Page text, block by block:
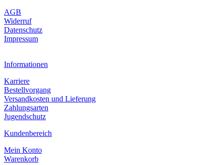
AGB
Widerruf
Datenschutz
Impressum
Informationen
Karriere
Bestellvorgang
Versandkosten und Lieferung
Zahlungsarten
Jugendschutz
Kundenbereich
Mein Konto
Warenkorb